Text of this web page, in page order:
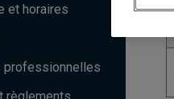
et horaires
professionnelles